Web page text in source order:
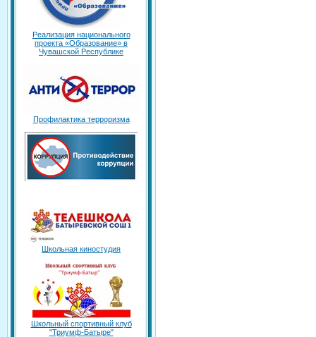
Реализация национального
проекта «Образование» в
Чувашской Республике
Профилактика терроризма
Школьная киностудия
Школьный спортивный клуб
"Триумф-Батыре"